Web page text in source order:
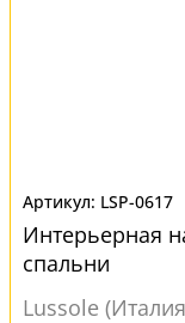
LSP-0617
Интерьерная
спальни
Lussole